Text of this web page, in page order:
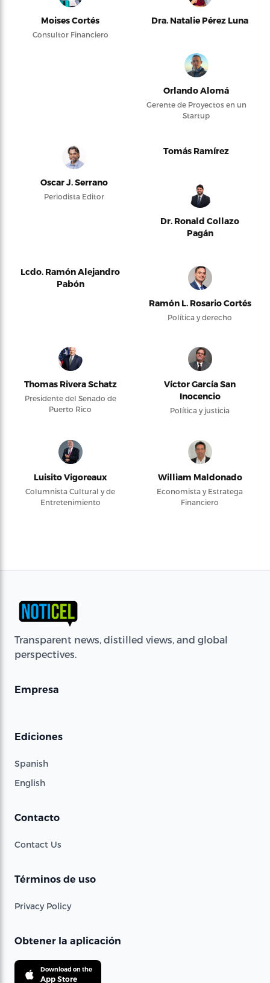
Moises Cortés
Consultor Financiero
Dra. Natalie Pérez Luna
Orlando Alomá
Gerente de Proyectos en un
Startup
Oscar J. Serrano
Periodista Editor
Tomás Ramírez
Dr. Ronald Collazo
Pagán
Lcdo. Ramón Alejandro
Pabón
Ramón L. Rosario Cortés
Política y derecho
Thomas Rivera Schatz
Presidente del Senado de
Puerto Rico
Víctor García San
Inocencio
Política y justicia
Luisito Vigoreaux
Columnista Cultural y de
Entretenimiento
William Maldonado
Economista y Estratega
Financiero
Transparent news, distilled views, and global
perspectives.
Empresa
Ediciones
Spanish
English
Contacto
Contact Us
Términos de uso
Privacy Policy
Obtener la aplicación
Download on the
App Store